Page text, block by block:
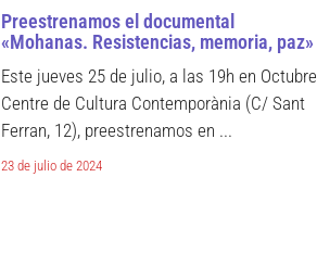
Preestrenamos el documental
«Mohanas. Resistencias, memoria, paz»
Este jueves 25 de julio, a las 19h en Octubre
Centre de Cultura Contemporània (C/ Sant
Ferran, 12), preestrenamos en ...
23 de julio de 2024